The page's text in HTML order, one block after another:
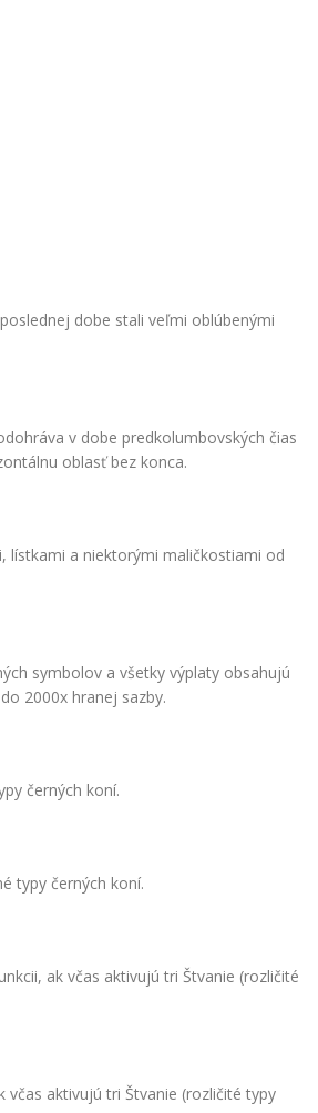
dobe stali veľmi oblúbenými
v dobe predkolumbovských čias
oblasť bez konca.
lístkami a niektorými maličkostiami od
symbolov a všetky výplaty obsahujú
2000x hranej sazby.
černých koní.
typy černých koní.
ak včas aktivujú tri Štvanie (rozličité
aktivujú tri Štvanie (rozličité typy